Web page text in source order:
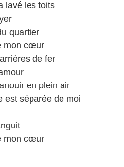
lavé les toits
quartier
mon cœur
de fer
en plein air
est séparée de moi
mon cœur